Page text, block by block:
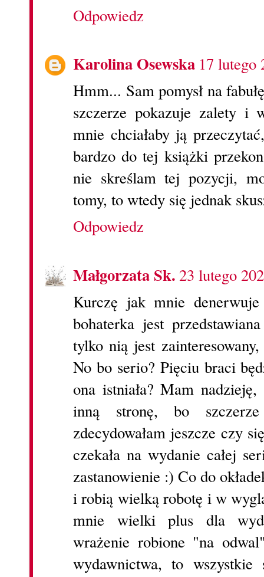
Odpowiedz
Karolina Osewska 17 lutego
Hmm... Sam pomysł na
szczerze pokazuje zalety i
mnie chciałaby ją
bardzo do tej książki
nie skreślam tej pozycji,
tomy, to wtedy się jednak
Odpowiedz
Małgorzata Sk. 23 lutego
Kurczę jak mnie
bohaterka jest
tylko nią jest
No bo serio? Pięciu braci
ona istniała? Mam
inną stronę, bo
zdecydowałam jeszcze czy
czekała na wydanie całej
zastanowienie :) Co do
i robią wielką robotę i w
mnie wielki plus dla
wrażenie robione "na
wydawnictwa, to